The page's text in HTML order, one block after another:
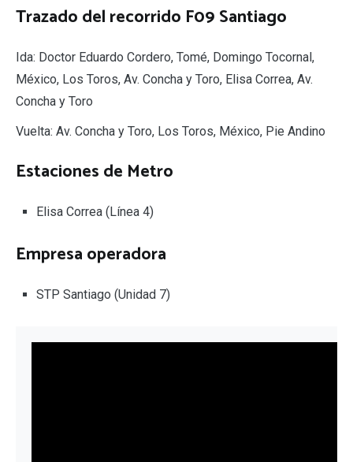
Trazado del recorrido F09 Santiago
Ida: Doctor Eduardo Cordero, Tomé, Domingo Tocornal,
México, Los Toros, Av. Concha y Toro, Elisa Correa, Av.
Concha y Toro
Vuelta: Av. Concha y Toro, Los Toros, México, Pie Andino
Estaciones de Metro
Elisa Correa (Línea 4)
Empresa operadora
STP Santiago (Unidad 7)